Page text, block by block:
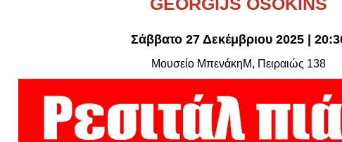
Σάββατο 27 Δεκέμβριου 2025 |
Μουσείο ΜπενάκηM, Πειραιώς 138